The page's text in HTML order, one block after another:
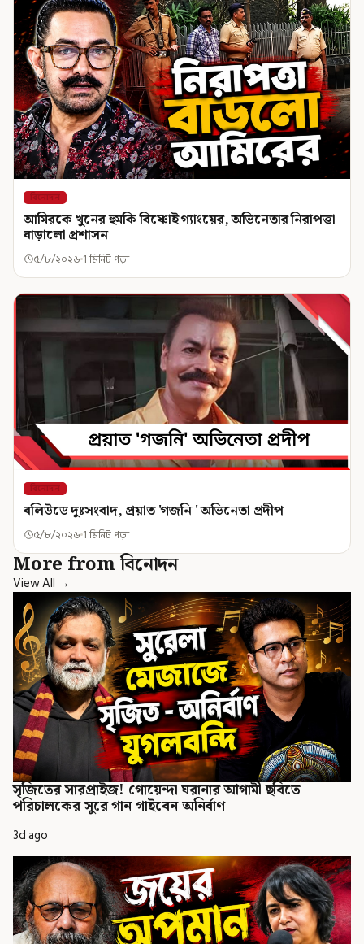
বিনোদন
আমিরকে খুনের হুমকি বিষ্ণোই গ্যাংয়ের, অভিনেতার নিরাপত্তা
বাড়ালো প্রশাসন
৫/৮/২০২৬ 1 মিনিট পড়া
বিনোদন
বলিউডে দুঃসংবাদ, প্রয়াত 'গজনি ' অভিনেতা প্রদীপ
৫/৮/২০২৬ 1 মিনিট পড়া
More from বিনোদন
View All →
সৃজিতের সারপ্রাইজ! গোয়েন্দা ঘরানার আগামী ছবিতে
পরিচালকের সুরে গান গাইবেন অনির্বাণ
3d ago